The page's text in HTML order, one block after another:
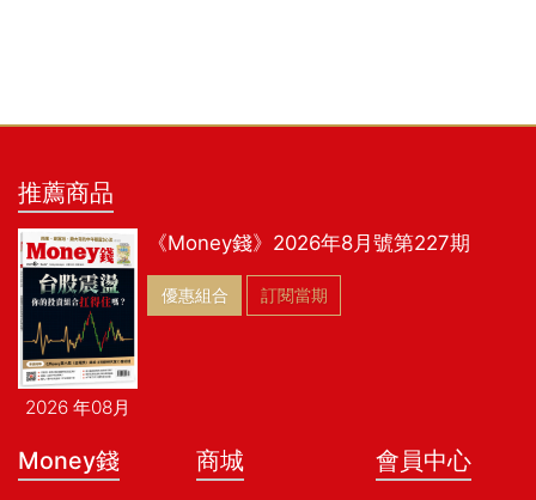
推薦商品
2026 年08月
《Money錢》2026年8月號第227期
優惠組合 訂閱當期
Money錢 商城 會員中心